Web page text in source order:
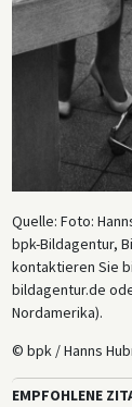
Quelle: Foto:
bpk-Bildagentur,
kontaktieren Sie
bildagentur.de
Nordamerika).
© bpk / Hanns
EMPFOHLENE